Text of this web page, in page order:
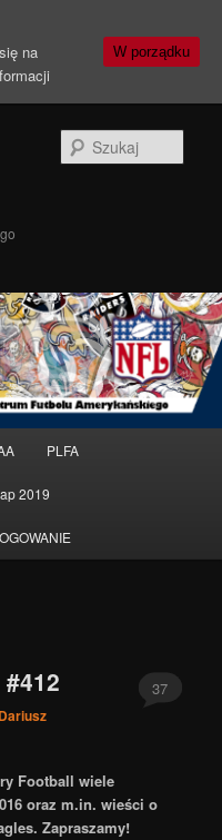
PLFA
2019
Dariusz
37
Football wiele
oraz m.in. wieści o
Zapraszamy!
na
W porządku